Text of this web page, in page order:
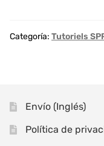
Categoría: Tutoriels
Envío (Inglés)
Política de